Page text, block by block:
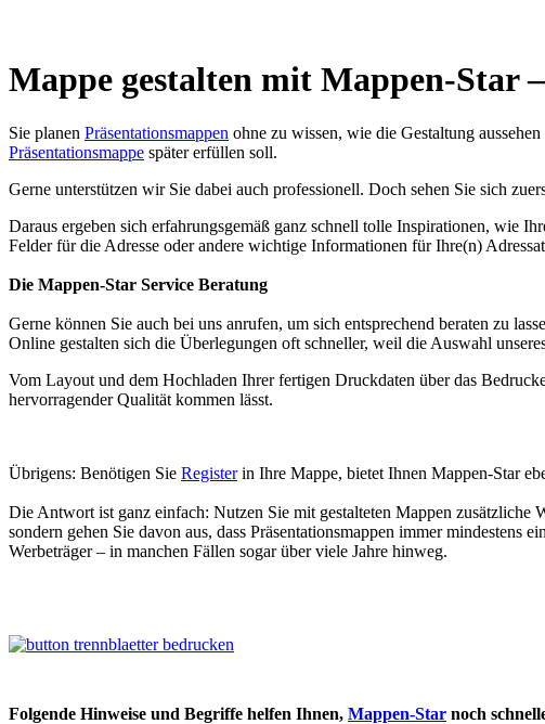
Mappe gestalten mit Mappen-Star
Sie planen Präsentationsmappen ohne zu wissen, wie die Gestaltung
Präsentationsmappe später erfüllen soll.
Gerne unterstützen wir Sie dabei auch professionell. Doch sehen Sie sich
Daraus ergeben sich erfahrungsgemäß ganz schnell tolle Inspirationen, wie
Felder für die Adresse oder andere wichtige Informationen für Ihre(n)
Die Mappen-Star Service Beratung
Gerne können Sie auch bei uns anrufen, um sich entsprechend beraten zu
Online gestalten sich die Überlegungen oft schneller, weil die Auswahl
Vom Layout und dem Hochladen Ihrer fertigen Druckdaten über das
hervorragender Qualität kommen lässt.
Übrigens: Benötigen Sie Registerin Ihre Mappe, bietet Ihnen Mappen-Star
Die Antwort ist ganz einfach: Nutzen Sie mit gestalteten Mappen
sondern gehen Sie davon aus, dass Präsentationsmappen immer
Werbeträger – in manchen Fällen sogar über viele Jahre hinweg.
Folgende Hinweise und Begriffe helfen Ihnen, Mappen-Star noch